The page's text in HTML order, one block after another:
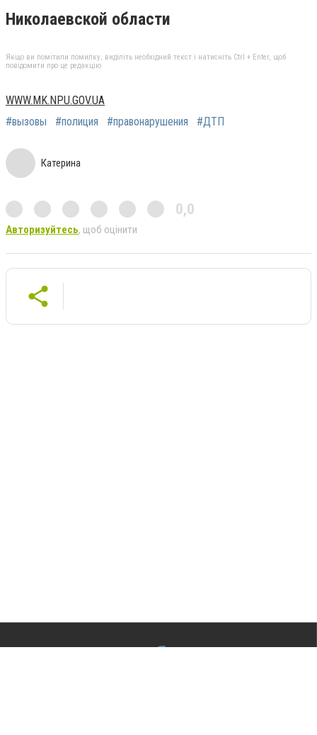
Николаевской области
Якщо ви помітили помилку, виділіть необхідний текст і натисніть Ctrl + Enter, щоб
повідомити про це редакцію
WWW.MK.NPU.GOV.UA
#вызовы
#полиция #правонарушения #ДТП
Катерина
0,0
Авторизуйтесь, щоб оцінити